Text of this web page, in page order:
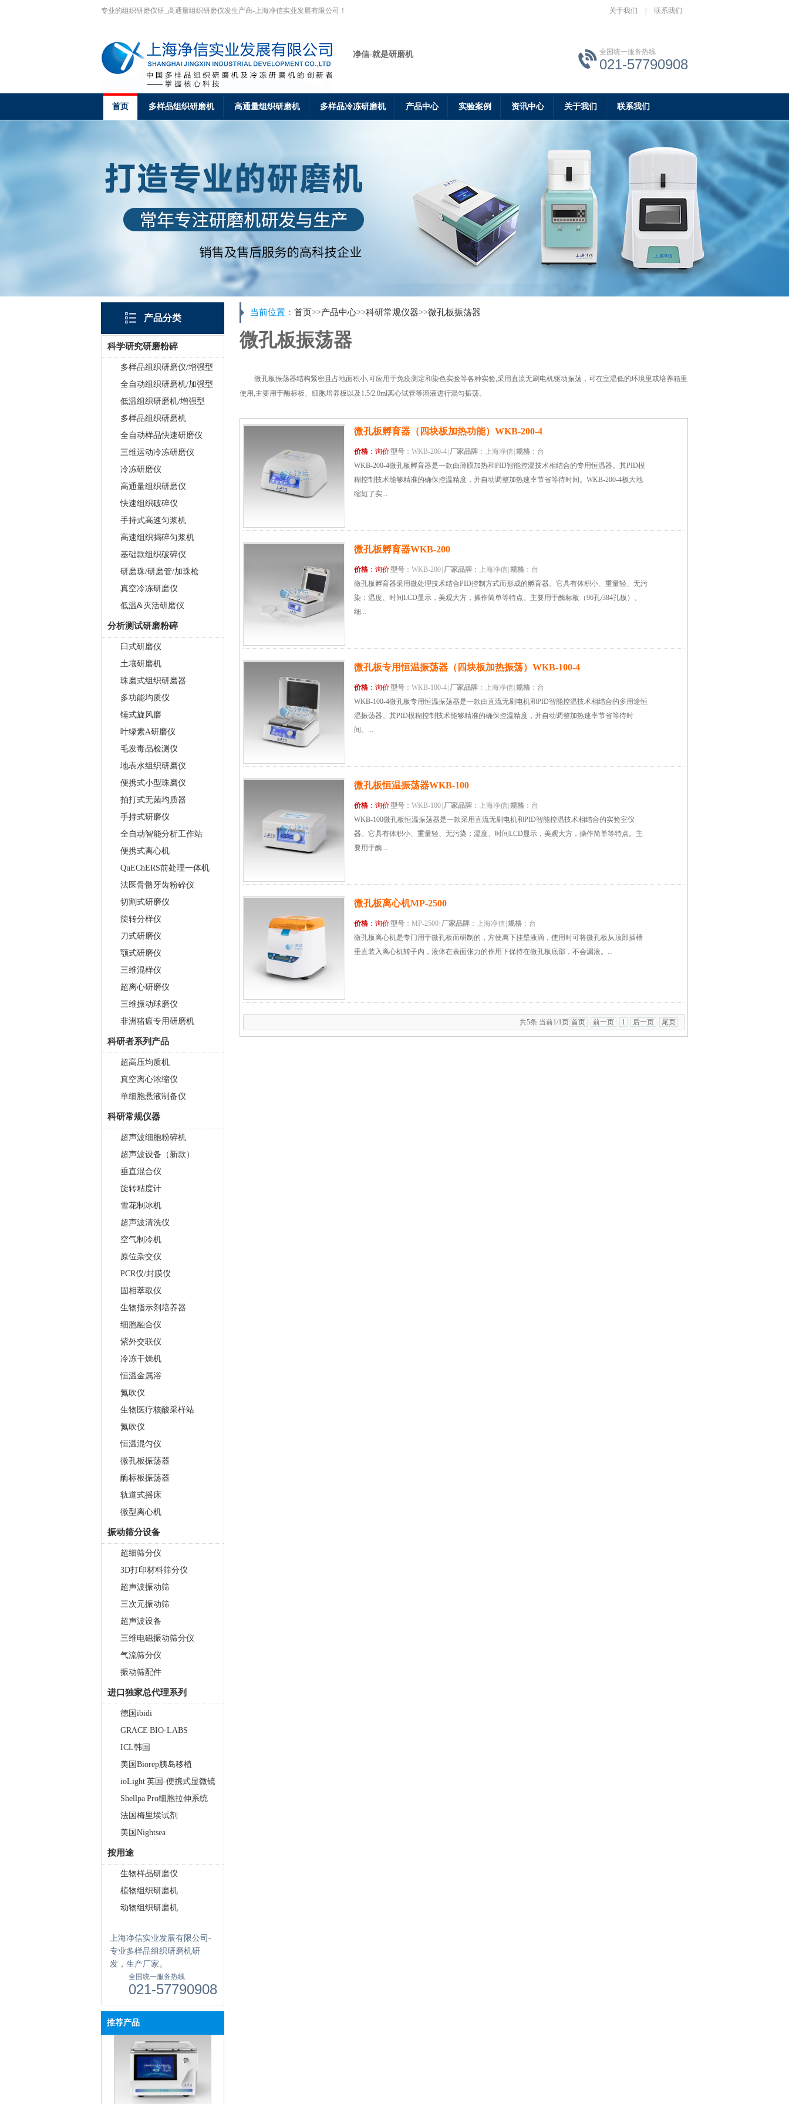
专业的组织研磨仪研_高通量组织研磨仪发生产商-上海净信实业发展有限公司！ 关于我们 联系我们
净信-就是研磨机 全国统一服务热线
021-57790908
首页 多样品组织研磨机 高通量组织研磨机 多样品冷冻研磨机 产品中心 实验案例 资讯中心 关于我们 联系我们
产品分类
科学研究研磨粉碎
多样品组织研磨仪/增强型
全自动组织研磨机/加强型
低温组织研磨机/增强型
多样品组织研磨机
全自动样品快速研磨仪
三维运动冷冻研磨仪
冷冻研磨仪
高通量组织研磨仪
快速组织破碎仪
手持式高速匀浆机
高速组织捣碎匀浆机
基础款组织破碎仪
研磨珠/研磨管/加珠枪
真空冷冻研磨仪
低温&灭活研磨仪
分析测试研磨粉碎
臼式研磨仪
土壤研磨机
珠磨式组织研磨器
多功能均质仪
锤式旋风磨
叶绿素A研磨仪
毛发毒品检测仪
地表水组织研磨仪
便携式小型珠磨仪
拍打式无菌均质器
手持式研磨仪
全自动智能分析工作站
便携式离心机
QuEChERS前处理一体机
法医骨骼牙齿粉碎仪
切割式研磨仪
旋转分样仪
刀式研磨仪
颚式研磨仪
三维混样仪
超离心研磨仪
三维振动球磨仪
非洲猪瘟专用研磨机
科研者系列产品
超高压均质机
真空离心浓缩仪
单细胞悬液制备仪
科研常规仪器
超声波细胞粉碎机
超声波设备（新款）
垂直混合仪
旋转粘度计
雪花制冰机
超声波清洗仪
空气制冷机
原位杂交仪
PCR仪/封膜仪
固相萃取仪
生物指示剂培养器
细胞融合仪
紫外交联仪
冷冻干燥机
恒温金属浴
氮吹仪
生物医疗核酸采样站
氮吹仪
恒温混匀仪
微孔板振荡器
酶标板振荡器
轨道式摇床
微型离心机
振动筛分设备
超细筛分仪
3D打印材料筛分仪
超声波振动筛
三次元振动筛
超声波设备
三维电磁振动筛分仪
气流筛分仪
振动筛配件
进口独家总代理系列
德国ibidi
GRACE BIO-LABS
ICL韩国
美国Biorep胰岛移植
ioLight 英国-便携式显微镜
Shellpa Pro细胞拉伸系统
法国梅里埃试剂
美国Nightsea
按用途
生物样品研磨仪
植物组织研磨机
动物组织研磨机
上海净信实业发展有限公司-
专业多样品组织研磨机研
发，生产厂家。
全国统一服务热线
021-57790908
推荐产品
真空离心浓缩仪(按键款) JX-
ZLN-A
当前位置： 首页>>产品中心>>科研常规仪器>>微孔板振荡器
微孔板振荡器
微孔板振荡器结构紧密且占地面积小,可应用于免疫测定和染色实验等各种实验,采用直流无刷电机驱动振荡，可在室温低的环境里或培养箱里
使用,主要用于酶标板、细胞培养板以及1.5/2.0ml离心试管等溶液进行混匀振荡。
微孔板孵育器（四块板加热功能）WKB-200-4
价格 ：询价型号：WKB-200-4| 厂家品牌：上海净信| 规格：台
WKB-200-4微孔板孵育器是一款由薄膜加热和PID智能控温技术相结合的专用恒温器。其PID模
糊控制技术能够精准的确保控温精度，并自动调整加热速率节省等待时间。WKB-200-4极大地
缩短了实...
微孔板孵育器WKB-200
价格 ：询价型号：WKB-200| 厂家品牌：上海净信| 规格：台
微孔板孵育器采用微处理技术结合PID控制方式而形成的孵育器。它具有体积小、重量轻、无污
染；温度、时间LCD显示，美观大方，操作简单等特点。主要用于酶标板（96孔/384孔板）、
细...
微孔板专用恒温振荡器（四块板加热振荡）WKB-100-4
价格 ：询价型号：WKB-100-4| 厂家品牌：上海净信| 规格：台
WKB-100-4微孔板专用恒温振荡器是一款由直流无刷电机和PID智能控温技术相结合的多用途恒
温振荡器。其PID模糊控制技术能够精准的确保控温精度，并自动调整加热速率节省等待时
间。...
微孔板恒温振荡器WKB-100
价格 ：询价型号：WKB-100| 厂家品牌：上海净信| 规格：台
WKB-100微孔板恒温振荡器是一款采用直流无刷电机和PID智能控温技术相结合的实验室仪
器。它具有体积小、重量轻、无污染；温度、时间LCD显示，美观大方，操作简单等特点。主
要用于酶...
微孔板离心机MP-2500
价格 ：询价型号：MP-2500| 厂家品牌：上海净信| 规格：台
微孔板离心机是专门用于微孔板而研制的，方便离下挂壁液滴，使用时可将微孔板从顶部插槽
垂直装入离心机转子内，液体在表面张力的作用下保持在微孔板底部，不会漏液。...
共5条 当前1/1页 首页 前一页 1 后一页 尾页